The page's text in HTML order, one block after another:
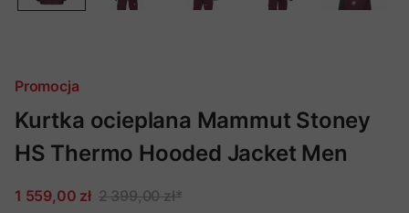
Promocja
Kurtka ocieplana Mammut Stoney
HS Thermo Hooded Jacket Men
1 559,00 zł 2 399,00 zł*